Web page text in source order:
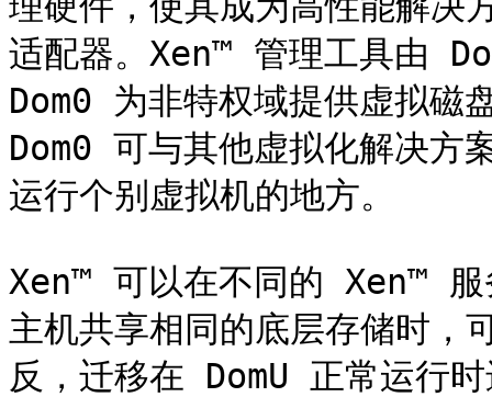
适配器。Xen™ 管理工具由
Dom0 为非特权域提供虚拟磁
Dom0 可与其他虚拟化解决方
运行个别虚拟机的地方。
Xen™ 可以在不同的 Xen™ 服
主机共享相同的底层存储时，
反，迁移在 DomU 正常运行